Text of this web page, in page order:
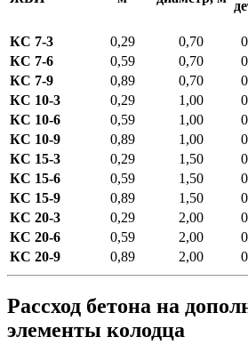
КС 7-3 0,29 0,70
КС 7-6
0,59 0,70
КС 7-9
0,89 0,70
КС 10-3
0,29 1,00
КС 10-6
0,59 1,00
КС 10-9
0,89 1,00
КС 15-3
0,29 1,50
КС 15-6
0,59 1,50
КС 15-9
0,89 1,50
КС 20-3
0,29 2,00
КС 20-6
0,59 2,00
КС 20-9
0,89 2,00
Рассход бетона на
элементы колодца